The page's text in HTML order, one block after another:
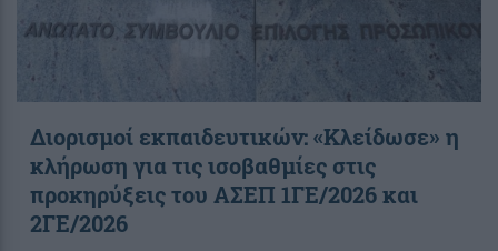
Διορισμοί εκπαιδευτικών: «Κλείδωσε» η
κλήρωση για τις ισοβαθμίες στις
προκηρύξεις του ΑΣΕΠ 1ΓΕ/2026 και
2ΓΕ/2026